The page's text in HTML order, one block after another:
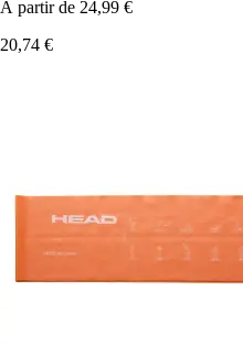
À partir de 24,99 €
20,74 €